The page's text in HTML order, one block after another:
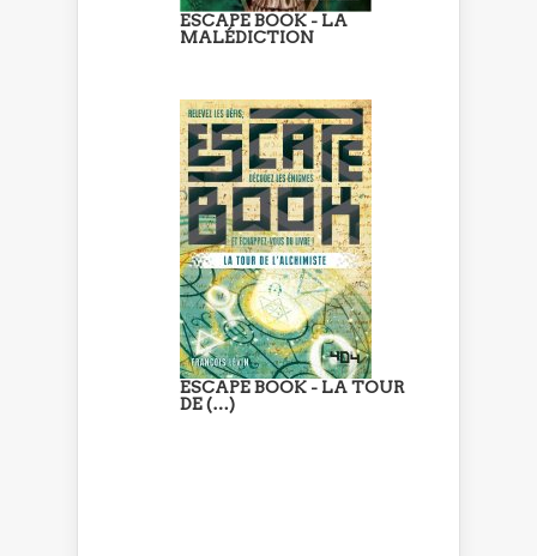
ESCAPE BOOK - LA
MALÉDICTION
ESCAPE BOOK - LA TOUR
DE (…)